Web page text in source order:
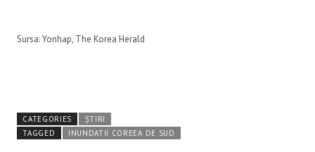
Sursa: Yonhap, The Korea Herald
CATEGORIES
ȘTIRI
TAGGED
INUNDATII COREEA DE SUD